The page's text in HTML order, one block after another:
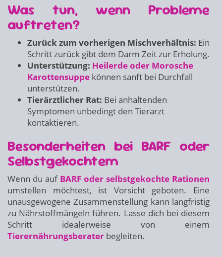
Was tun, wenn Probleme
auftreten?
Zurück zum vorherigen Mischverhältnis: Ein
Schritt zurück gibt dem Darm Zeit zur Erholung.
Unterstützung: Heilerde oder Morosche
Karottensuppe können sanft bei Durchfall
unterstützen.
Tierärztlicher Rat: Bei anhaltenden
Symptomen unbedingt den Tierarzt
kontaktieren.
Besonderheiten bei BARF oder
Selbstgekochtem
Wenn du auf BARF oder selbstgekochte Rationen
umstellen möchtest, ist Vorsicht geboten. Eine
unausgewogene Zusammenstellung kann langfristig
zu Nährstoffmängeln führen. Lasse dich bei diesem
Schritt idealerweise von einem
Tierernährungsberater begleiten.